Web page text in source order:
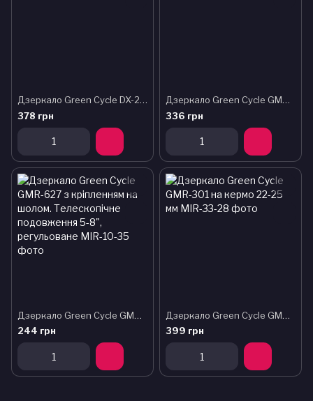
Дзеркало Green Cycle DX-2002BF в кермо з мигалкою
378 грн
Дзеркало Green Cycle GMR-428 складане (кріплення в торець керма)
336 грн
Дзеркало Green Cycle GMR-627 з кріпленням на шолом. Телескопічне подовження 5-8", регульоване
244 грн
Дзеркало Green Cycle GMR-301 на кермо 22-25 мм
399 грн